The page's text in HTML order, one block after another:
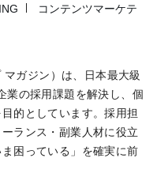
コンテンツマーケテ
ガジン）は、日本最大級
業の採用課題を解決し、個
的としています。採用担
ランス・副業人材に役立
困っている」を確実に前